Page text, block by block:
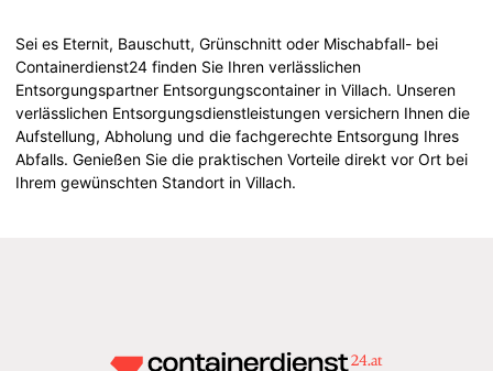
Sei es Eternit, Bauschutt, Grünschnitt oder Mischabfall- bei
Containerdienst24 finden Sie Ihren verlässlichen
Entsorgungspartner Entsorgungscontainer in Villach. Unseren
verlässlichen Entsorgungsdienstleistungen versichern Ihnen die
Aufstellung, Abholung und die fachgerechte Entsorgung Ihres
Abfalls. Genießen Sie die praktischen Vorteile direkt vor Ort bei
Ihrem gewünschten Standort in Villach.